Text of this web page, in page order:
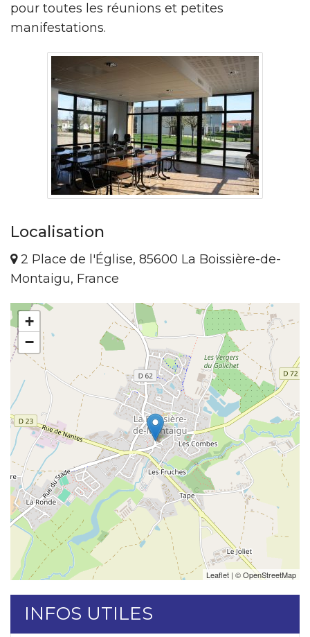
pour toutes les réunions et petites
manifestations.
Localisation
2 Place de l'Église, 85600 La Boissière-de-
Montaigu, France
+
−
Leaflet | ©OpenStreetMap
INFOS UTILES